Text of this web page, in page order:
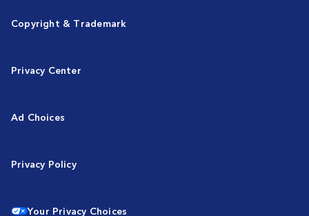
Copyright & Trademark
Privacy Center
Ad Choices
Privacy Policy
Your Privacy Choices